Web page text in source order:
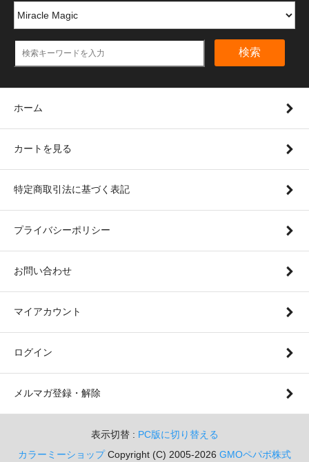
検索
ホーム
カートを見る
特定商取引法に基づく表記
プライバシーポリシー
お問い合わせ
マイアカウント
ログイン
メルマガ登録・解除
表示切替 : PC版に切り替える
カラーミーショップCopyright (C) 2005-2026 GMOペパボ株式